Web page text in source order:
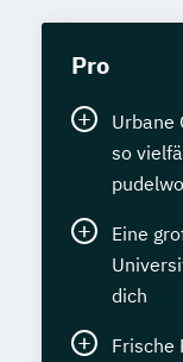
Pro
Urbane
so
Eine
dich
Frische